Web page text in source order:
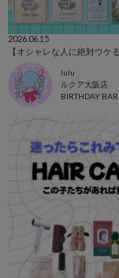
2026.06.15
lulu
ルクア大阪店
BIRTHDAY BAR